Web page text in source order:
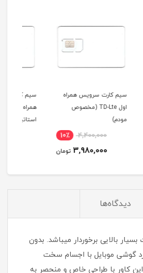
سیم کارت FDD/4G سرویس
همراه اول با آی پی
گیگ اینترنت یکساله
13,750,000
12,990,000
دیدگاه‌ها
بالایی برخوردار میباشد. بدون
گوشی موبایل با اجسام سخت
این کاور با طراحی خاص و منحصر به